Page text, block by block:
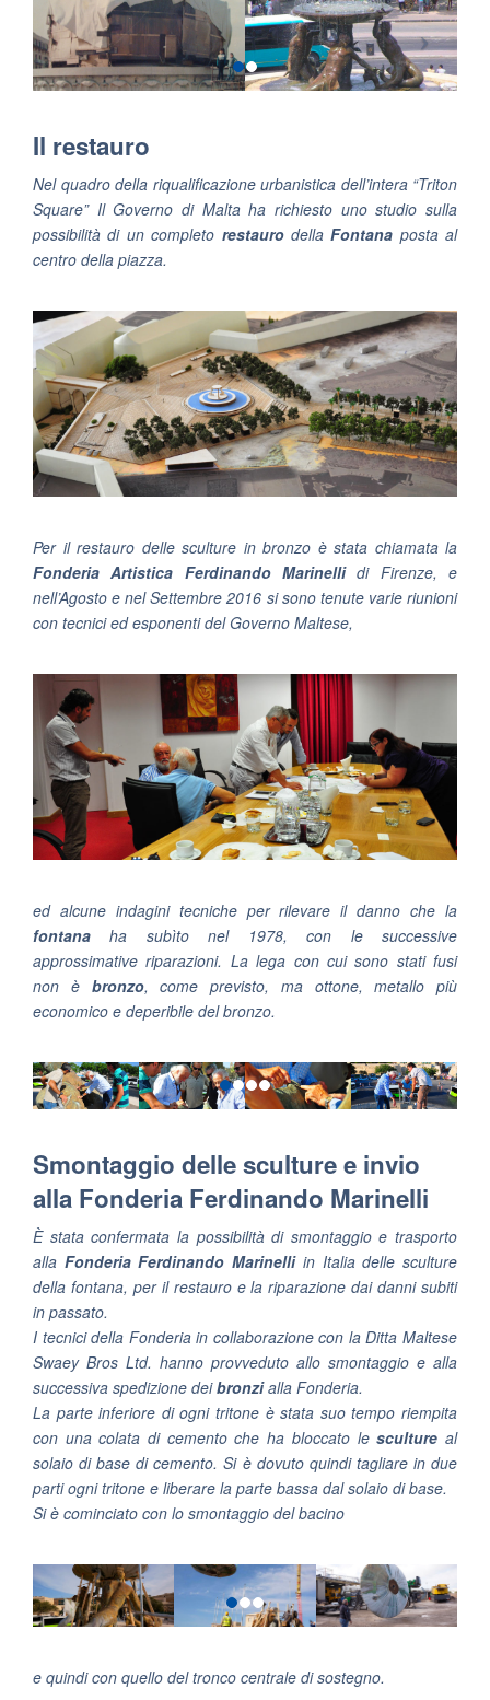
Il restauro
Nel quadro della riqualificazione urbanistica dell’intera “Triton
Square” Il Governo di Malta ha richiesto uno studio sulla
possibilità di un completo restaurodellaFontana posta al
centro della piazza.
Per il restauro delle sculture in bronzo è stata chiamata la
Fonderia Artistica Ferdinando Marinellidi Firenze, e
nell’Agosto e nel Settembre 2016 si sono tenute varie riunioni
con tecnici ed esponenti del Governo Maltese,
ed alcune indagini tecniche per rilevare il danno che la
fontana ha subìto nel 1978, con le successive
approssimative riparazioni. La lega con cui sono stati fusi
non è bronzo, come previsto, ma ottone, metallo più
economico e deperibile del bronzo.
Smontaggio delle sculture e invio
alla Fonderia Ferdinando Marinelli
È stata confermata la possibilità di smontaggio e trasporto
alla Fonderia Ferdinando Marinelliin Italia delle sculture
della fontana, per il restauro e la riparazione dai danni subiti
in passato.
I tecnici della Fonderia in collaborazione con la Ditta Maltese
Swaey Bros Ltd. hanno provveduto allo smontaggio e alla
successiva spedizione deibronzialla Fonderia.
La parte inferiore di ogni tritone è stata suo tempo riempita
con una colata di cemento che ha bloccato lesculture al
solaio di base di cemento. Si è dovuto quindi tagliare in due
parti ogni tritone e liberare la parte bassa dal solaio di base.
Si è cominciato con lo smontaggio del bacino
e quindi con quello del tronco centrale di sostegno.